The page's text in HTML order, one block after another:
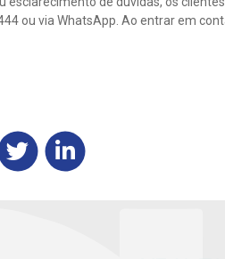
ou via WhatsApp. Ao entrar em